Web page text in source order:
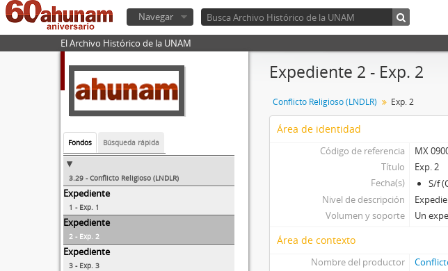
Navegar
El Archivo Histórico de la UNAM
Fondos Búsqueda rápida
3.29 - Conflicto Religioso (LNDLR)
Expediente
1 - Exp. 1
Expediente
2 - Exp. 2
Expediente
3 - Exp. 3
Expediente 2 - Exp. 2
Conflicto Religioso (LNDLR) Exp. 2
Área de identidad
Código de referencia
MX
Título
Exp. 2
Fecha(s)
S/f
Nivel de descripción
Volumen y soporte
Un
Área de contexto
Nombre del productor